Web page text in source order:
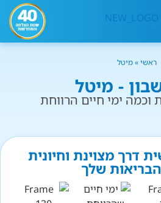
ראשי»מיטל
- מיטל
ימי חיים הרווחת
דרך מצוינת וחיונית
שלך